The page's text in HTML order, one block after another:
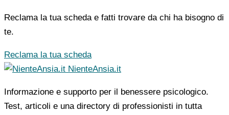
Reclama la tua scheda e fatti trovare da chi ha bisogno di
te.
Reclama la tua scheda
NienteAnsia.it
Informazione e supporto per il benessere psicologico.
Test, articoli e una directory di professionisti in tutta